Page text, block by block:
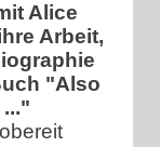
Alice
Arbeit,
"Also